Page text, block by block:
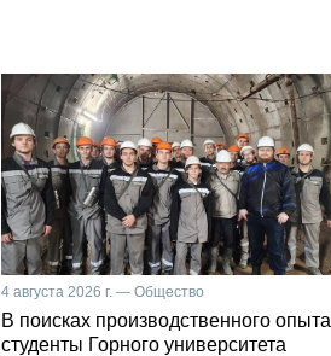
4 августа 2026 г. — Общество
В поисках производственного опыта
студенты Горного университета